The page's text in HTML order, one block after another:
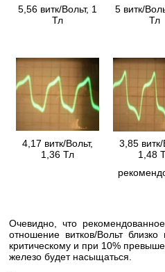
5,56 витк/Вольт, 1
Тл
5 витк/
Тл
4,17 витк/Вольт,
1,36 Тл
3,85 витк/
1,48
Очевидно, что
отношение витков/Вольт близко
критическому и при 10%
железо будет насыщаться.